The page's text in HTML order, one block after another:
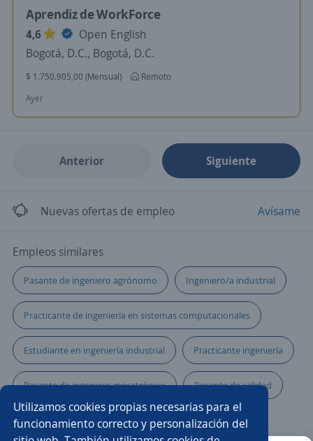
Utilizamos cookies propias necesarias para el
funcionamiento correcto y personalización del
Aprendiz de WorkForce
4,6
Open English
Bogotá, D.C., Bogotá, D.C.
$ 1.750.905,00 (Mensual)
Remoto
Ayer
Anterior Siguiente
Nuevas ofertas de empleo Avísame
Empleos similares
Pasante de ingeniero agrónomo Ingeniero/a industrial
Practicante de ingeniería en sistemas computacionales
Estudiante en ingeniería industrial Practicante ingeniería
Pasante de ingeniero mecatrónico Pasante de calidad
Pasante de ingeniero civil Programador júnior